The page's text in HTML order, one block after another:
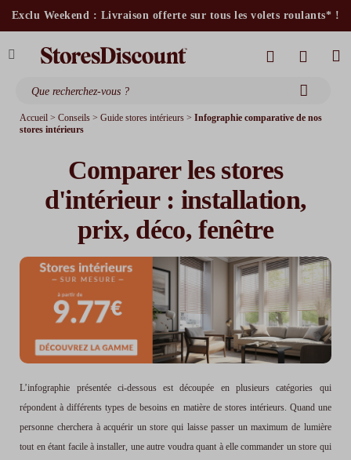
Exclu Weekend : Livraison offerte sur tous les volets roulants* !
stores bannes standards
moustiquaires
Accueil >Conseils >Guide stores intérieurs >Infographie comparative de nos
stores intérieurs
Comparer les stores
d'intérieur : installation,
prix, déco, fenêtre
L’infographie présentée ci-dessous est découpée en plusieurs catégories qui
répondent à différents types de besoins en matière de stores intérieurs. Quand une
personne cherchera à acquérir un store qui laisse passer un maximum de lumière
tout en étant facile à installer, une autre voudra quant à elle commander un store qui